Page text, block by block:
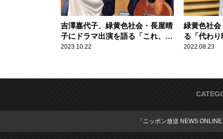
吉澤嘉代子、緑黄色社会・長屋晴
子にドラマ出演を語る「これ、大
丈夫かな？」
2023.10.22
緑黄色社
る「代わ
飽きして
2022.08.23
「ニッポン放送 NEWS